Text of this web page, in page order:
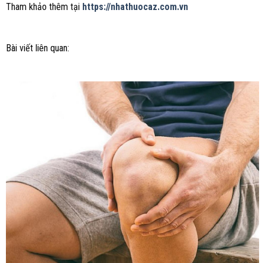
Tham khảo thêm tại https://nhathuocaz.com.vn
Bài viết liên quan: